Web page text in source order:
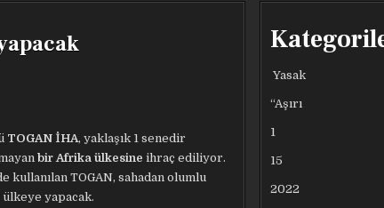
TOGAN İHA, yaklaşık 1 senedir
bir Afrika ülkesine ihraç ediliyor.
TOGAN, sahadan olumlu
ülkeye yapacak.
Yasak
“Aşırı
1
15
2022